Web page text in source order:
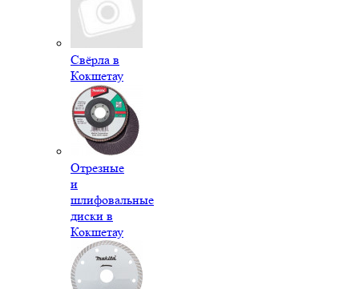
Свёрла в
Кокшетау
Отрезные
и
шлифовальные
диски в
Кокшетау